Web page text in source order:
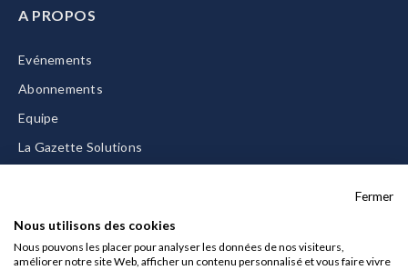
A PROPOS
Evénements
Abonnements
Equipe
La Gazette Solutions
Mentions légales
Fermer
Nous utilisons des cookies
Nous pouvons les placer pour analyser les données de nos visiteurs,
améliorer notre site Web, afficher un contenu personnalisé et vous faire vivre